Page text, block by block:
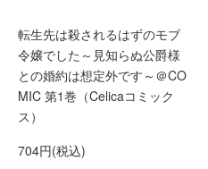
転生先は殺されるはずのモブ
令嬢でした～見知らぬ公爵様
との婚約は想定外です～＠CO
MIC 第1巻（Celicaコミック
ス）
704円(税込)